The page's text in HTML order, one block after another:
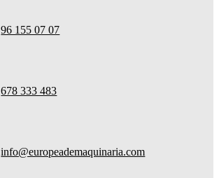
96 155 07 07
678 333 483
info@europeademaquinaria.com